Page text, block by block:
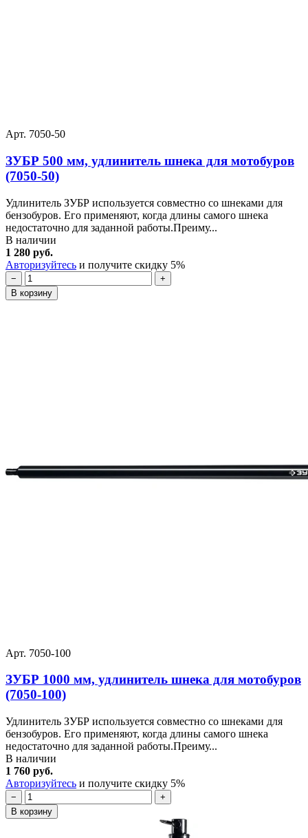
Арт. 7050-50
ЗУБР 500 мм, удлинитель шнека для мотобуров
(7050-50)
Удлинитель ЗУБР используется совместно со шнеками для
бензобуров. Его применяют, когда длины самого шнека
недостаточно для заданной работы.Преиму...
В наличии
1 280 руб.
Авторизуйтесь и получите скидку 5%
−
+
В корзину
Арт. 7050-100
ЗУБР 1000 мм, удлинитель шнека для мотобуров
(7050-100)
Удлинитель ЗУБР используется совместно со шнеками для
бензобуров. Его применяют, когда длины самого шнека
недостаточно для заданной работы.Преиму...
В наличии
1 760 руб.
Авторизуйтесь и получите скидку 5%
−
+
В корзину